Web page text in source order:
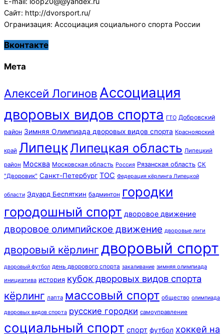
Сайт: http://dvorsport.ru/
Огранизация: Ассоциация социального спорта России
Вконтакте
Мета
Алексей Логинов Ассоциация
дворовых видов спорта ГТО Добровский
район Зимняя Олимпиада дворовых видов спорта Красноярский
край ЛипецкЛипецкая область Липецкий
район Москва Московская область Россия Рязанская область СК
"Дворовик" Санкт-Петербург ТОС Федерация кёрлинга Липецкой
области Эдуард Беспяткин бадминтон городки
городошный спорт дворовое движение
дворовое олимпийское движение дворовые лиги
дворовый кёрлинг дворовый спорт
дворовый футбол день дворового спорта закаливание зимняя олимпиада
инициатива история кубок дворовых видов спорта
кёрлинг лапта массовый спорт общество олимпиада
дворовых видов спорта русские городки самоуправление
социальный спорт спорт футбол хоккей на